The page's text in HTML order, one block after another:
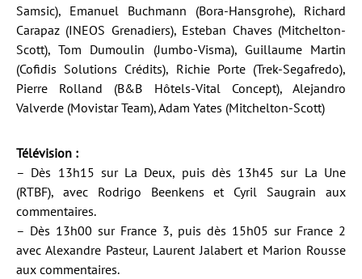
Samsic), Emanuel Buchmann (Bora-Hansgrohe), Richard
Carapaz (INEOS Grenadiers), Esteban Chaves (Mitchelton-
Scott), Tom Dumoulin (Jumbo-Visma), Guillaume Martin
(Cofidis Solutions Crédits), Richie Porte (Trek-Segafredo),
Pierre Rolland (B&B Hôtels-Vital Concept), Alejandro
Valverde (Movistar Team), Adam Yates (Mitchelton-Scott)
Télévision :
– Dès 13h15 sur La Deux, puis dès 13h45 sur La Une
(RTBF), avec Rodrigo Beenkens et Cyril Saugrain aux
commentaires.
– Dès 13h00 sur France 3, puis dès 15h05 sur France 2
avec Alexandre Pasteur, Laurent Jalabert et Marion Rousse
aux commentaires.